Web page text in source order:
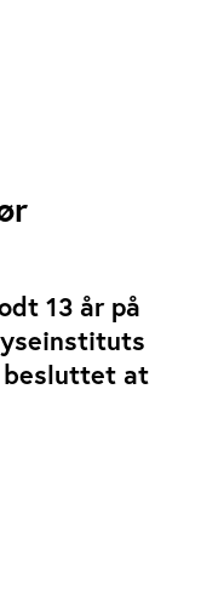
13 år på
besluttet at